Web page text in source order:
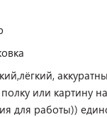
или картину
для работы))